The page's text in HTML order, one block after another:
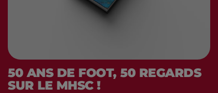
50 ANS DE FOOT, 50 REGARDS
SUR LE MHSC !